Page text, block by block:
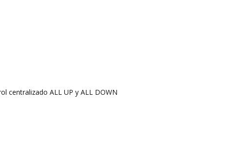
centralizado ALL UP y ALL DOWN